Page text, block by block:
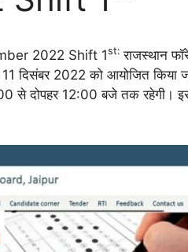
2022 Shift 1st:राजस्थान
दिसंबर 2022 को आयोजित किया
से दोपहर 12:00 बजे तक रहेगी।